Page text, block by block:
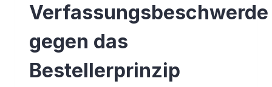
Verfassungsbeschwerde
gegen das
Bestellerprinzip